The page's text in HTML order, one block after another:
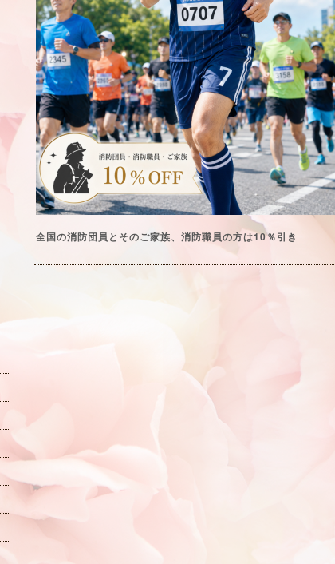
全国の消防団員とそのご家族、消防職員の方は10％引き